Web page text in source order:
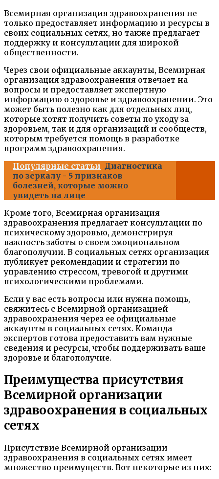
Всемирная организация здравоохранения не
только предоставляет информацию и ресурсы в
своих социальных сетях, но также предлагает
поддержку и консультации для широкой
общественности.
Через свои официальные аккаунты, Всемирная
организация здравоохранения отвечает на
вопросы и предоставляет экспертную
информацию о здоровье и здравоохранении. Это
может быть полезно как для отдельных лиц,
которые хотят получить советы по уходу за
здоровьем, так и для организаций и сообществ,
которым требуется помощь в разработке
программ здравоохранения.
Популярные статьи Диагностика
по зеркалу - 5 признаков
болезней, которые можно
увидеть на лице
Кроме того, Всемирная организация
здравоохранения предлагает консультации по
психическому здоровью, демонстрируя
важность заботы о своем эмоциональном
благополучии. В социальных сетях организация
публикует рекомендации и стратегии по
управлению стрессом, тревогой и другими
психологическими проблемами.
Если у вас есть вопросы или нужна помощь,
свяжитесь с Всемирной организацией
здравоохранения через ее официальные
аккаунты в социальных сетях. Команда
экспертов готова предоставить вам нужные
сведения и ресурсы, чтобы поддерживать ваше
здоровье и благополучие.
Преимущества присутствия
Всемирной организации
здравоохранения в социальных
сетях
Присутствие Всемирной организации
здравоохранения в социальных сетях имеет
множество преимуществ. Вот некоторые из них: